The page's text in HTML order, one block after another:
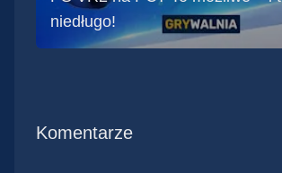
niedługo!
Komentarze